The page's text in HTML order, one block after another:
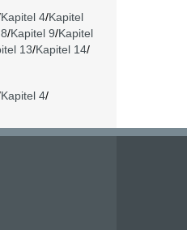
Kapitel 4/Kapitel
/Kapitel 9/Kapitel
13/Kapitel 14/
Kapitel 4/